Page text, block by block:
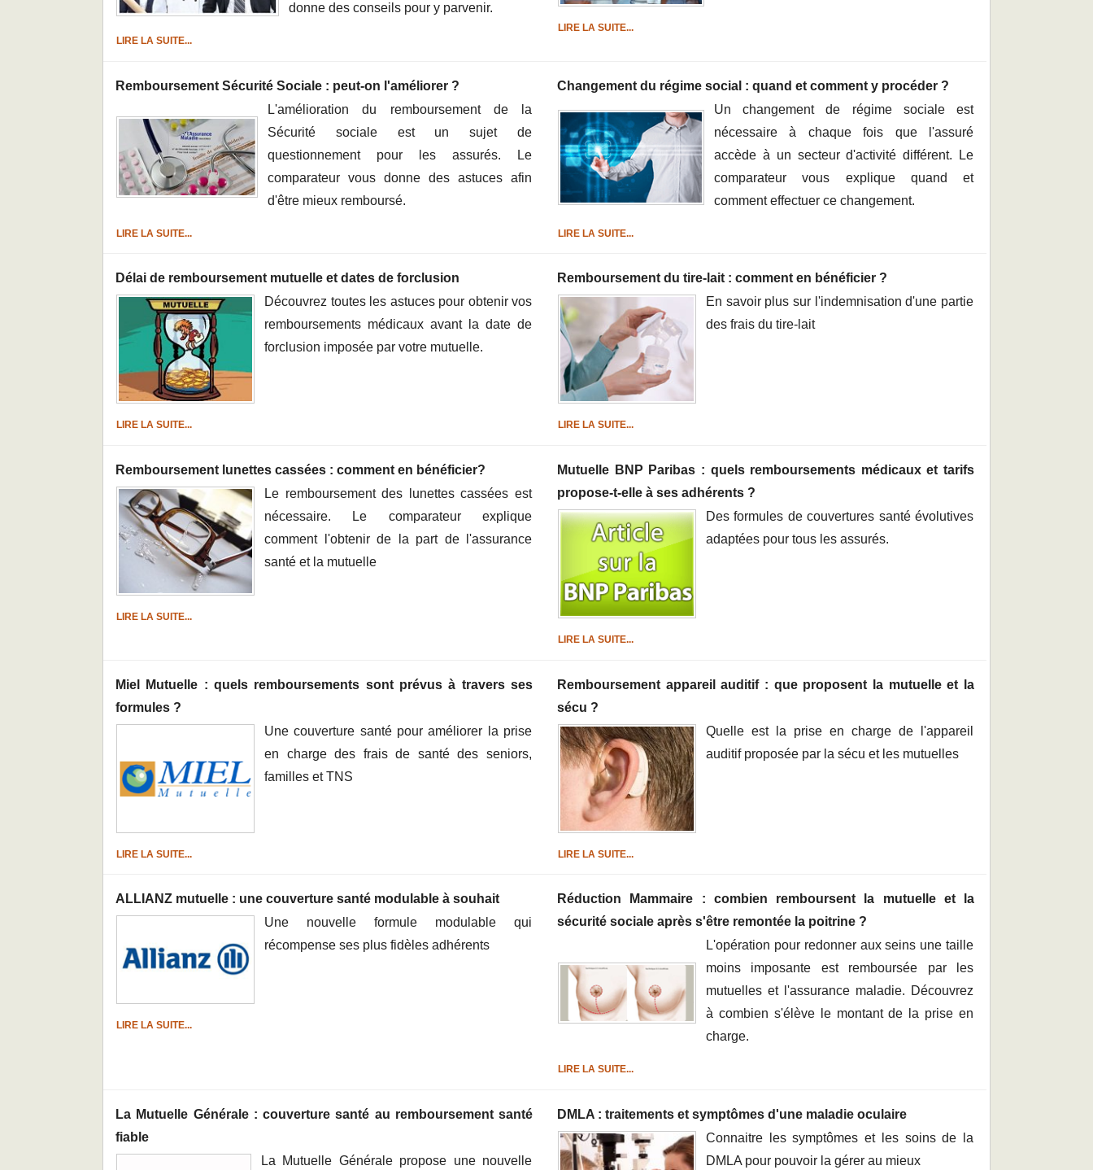
LIRE LA SUITE...
donne des conseils pour y parvenir.
LIRE LA SUITE...
LIRE LA SUITE...
Remboursement Sécurité Sociale : peut-on l'améliorer ?
L'amélioration du remboursement de la
Sécurité sociale est un sujet de
questionnement pour les assurés. Le
comparateur vous donne des astuces afin
d'être mieux remboursé.
LIRE LA SUITE...
Changement du régime social : quand et comment y procéder ?
Un changement de régime sociale est
nécessaire à chaque fois que l'assuré
accède à un secteur d'activité différent. Le
comparateur vous explique quand et
comment effectuer ce changement.
LIRE LA SUITE...
Délai de remboursement mutuelle et dates de forclusion
Découvrez toutes les astuces pour obtenir vos
remboursements médicaux avant la date de
forclusion imposée par votre mutuelle.
LIRE LA SUITE...
Remboursement du tire-lait : comment en bénéficier ?
En savoir plus sur l'indemnisation d'une partie
des frais du tire-lait
LIRE LA SUITE...
Remboursement lunettes cassées : comment en bénéficier?
Le remboursement des lunettes cassées est
nécessaire. Le comparateur explique
comment l'obtenir de la part de l'assurance
santé et la mutuelle
LIRE LA SUITE...
Mutuelle BNP Paribas : quels remboursements médicaux et tarifs
propose-t-elle à ses adhérents ?
Des formules de couvertures santé évolutives
adaptées pour tous les assurés.
LIRE LA SUITE...
Miel Mutuelle : quels remboursements sont prévus à travers ses
formules ?
Une couverture santé pour améliorer la prise
en charge des frais de santé des seniors,
familles et TNS
LIRE LA SUITE...
Remboursement appareil auditif : que proposent la mutuelle et la
sécu ?
Quelle est la prise en charge de l'appareil
auditif proposée par la sécu et les mutuelles
LIRE LA SUITE...
ALLIANZ mutuelle : une couverture santé modulable à souhait
Une nouvelle formule modulable qui
récompense ses plus fidèles adhérents
LIRE LA SUITE...
Réduction Mammaire : combien remboursent la mutuelle et la
sécurité sociale après s'être remontée la poitrine ?
L'opération pour redonner aux seins une taille
moins imposante est remboursée par les
mutuelles et l'assurance maladie. Découvrez
à combien s'élève le montant de la prise en
charge.
La Mutuelle Générale : couverture santé au remboursement santé
fiable
La Mutuelle Générale propose une nouvelle
DMLA : traitements et symptômes d'une maladie oculaire
Connaitre les symptômes et les soins de la
DMLA pour pouvoir la gérer au mieux